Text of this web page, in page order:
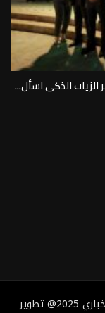
الزيات الذكى اسأل...